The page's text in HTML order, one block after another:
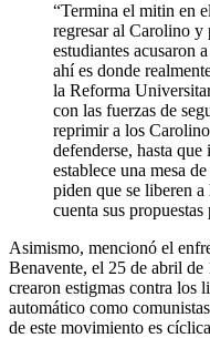
“Termina el mitin en
regresar al Carolino y
estudiantes acusaron
ahí es donde
la Reforma
con las fuerzas de
reprimir a los
defenderse, hasta
establece una mesa
piden que se liberen
cuenta sus
Asimismo, mencionó el
Benavente, el 25 de abril
crearon estigmas contra los
automático como
de este movimiento es